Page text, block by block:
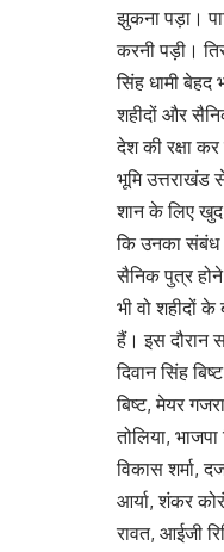
झुकना पड़ा।
करनी पड़ी।
सिंह धामी
शहीदों और
देश की रक्षा
भूमि उत्तराखंड
शान के लिए खुद
कि उनका संबंध
सैनिक पुत्र
भी वो शहीदों
हैं। इस दौरान
दिवान सिंह
बिष्ट, मेयर
तोलिया,
विकास शर्मा,
आर्या, शंकर
रावत, आईजी